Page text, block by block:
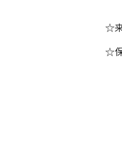
☆
☆